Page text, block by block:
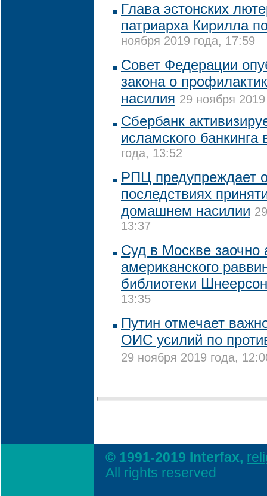
Глава эстонских
патриарха Кирилла
ноября 2019 года, 17:59
Совет Федерации
закона о
насилия 29 ноября
Сбербанк
исламского
года, 13:52
РПЦ предупреждает
последствиях
домашнем насилии
13:37
Суд в Москве заочно
американского
библиотеки
13:35
Путин отмечает
ОИC усилий по
29 ноября 2019 года,
© 1991-2019 Interfax,
All rights reserved